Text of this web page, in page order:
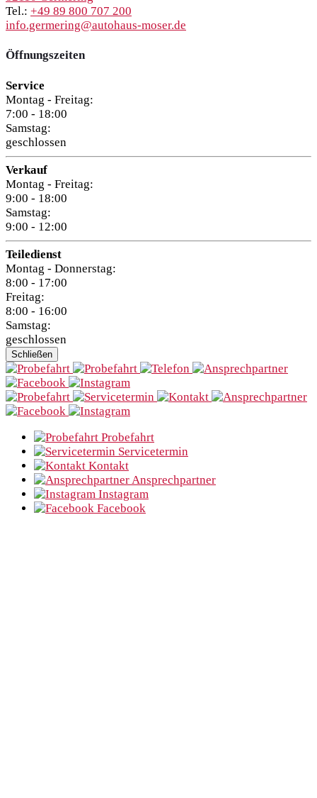
Tel.: +49 89 800 707 200
info.germering@autohaus-moser.de
Öffnungszeiten
Service
Montag - Freitag:
7:00 - 18:00
Samstag:
geschlossen
Verkauf
Montag - Freitag:
9:00 - 18:00
Samstag:
9:00 - 12:00
Teiledienst
Montag - Donnerstag:
8:00 - 17:00
Freitag:
8:00 - 16:00
Samstag:
geschlossen
Schließen
Probefahrt
Servicetermin
Kontakt
Ansprechpartner
Instagram
Facebook